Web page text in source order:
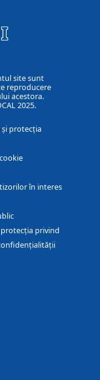
site sunt
reproducere
acestora.
2025.
protecția
în interes
privind